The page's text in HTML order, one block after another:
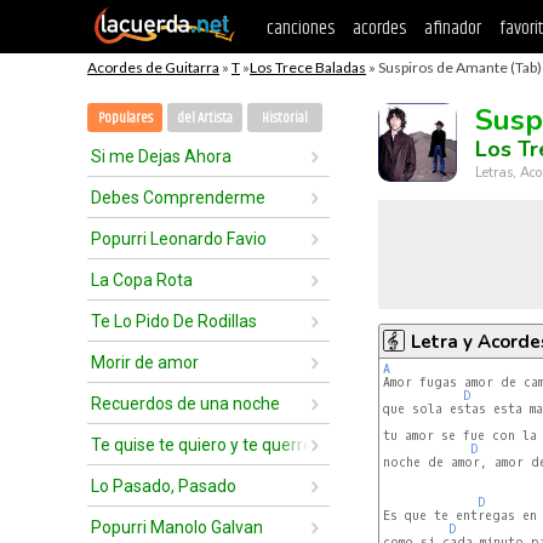
canciones acordes afinador
Acordes de Guitarra » T »Los Trece Baladas » Suspiros de Amante (Tab)
Populares del Artista Historial
Si me Dejas Ahora
Debes Comprenderme
Popurri Leonardo Favio
La Copa Rota
Te Lo Pido De Rodillas
Morir de amor
Recuerdos de una noche
Te quise te quiero y te querré
Lo Pasado, Pasado
Popurri Manolo Galvan
Los
Letras,
Letra y
A
Amor fugas amor de
D
que sola estas esta
tu amor se fue con la
D
noche de amor, amor
D
Es que te entregas en
D